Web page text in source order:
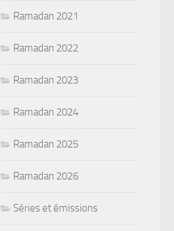
Ramadan 2021
Ramadan 2022
Ramadan 2023
Ramadan 2024
Ramadan 2025
Ramadan 2026
Séries et émissions